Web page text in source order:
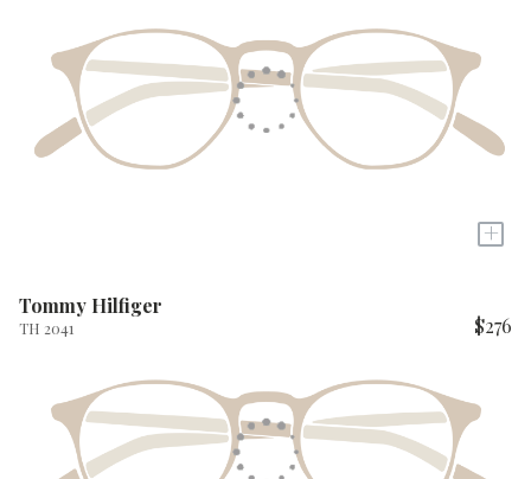
+
Tommy Hilfiger
TH 2041 $276